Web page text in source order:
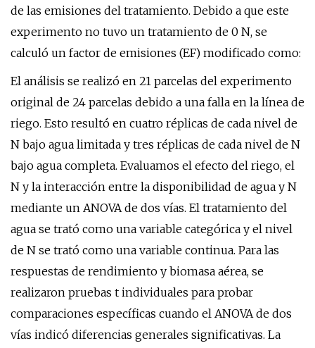
de las emisiones del tratamiento. Debido a que este
experimento no tuvo un tratamiento de 0 N, se
calculó un factor de emisiones (EF) modificado como:
El análisis se realizó en 21 parcelas del experimento
original de 24 parcelas debido a una falla en la línea de
riego. Esto resultó en cuatro réplicas de cada nivel de
N bajo agua limitada y tres réplicas de cada nivel de N
bajo agua completa. Evaluamos el efecto del riego, el
N y la interacción entre la disponibilidad de agua y N
mediante un ANOVA de dos vías. El tratamiento del
agua se trató como una variable categórica y el nivel
de N se trató como una variable continua. Para las
respuestas de rendimiento y biomasa aérea, se
realizaron pruebas t individuales para probar
comparaciones específicas cuando el ANOVA de dos
vías indicó diferencias generales significativas. La